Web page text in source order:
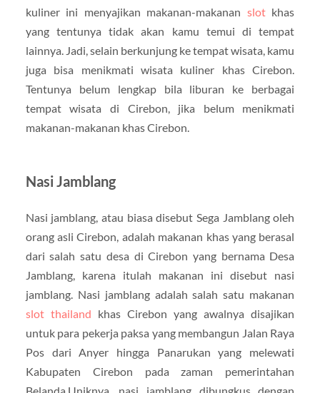
kuliner ini menyajikan makanan-makanan slotkhas
yang tentunya tidak akan kamu temui di tempat
lainnya. Jadi, selain berkunjung ke tempat wisata, kamu
juga bisa menikmati wisata kuliner khas Cirebon.
Tentunya belum lengkap bila liburan ke berbagai
tempat wisata di Cirebon, jika belum menikmati
makanan-makanan khas Cirebon.
Nasi Jamblang
Nasi jamblang, atau biasa disebut Sega Jamblang oleh
orang asli Cirebon, adalah makanan khas yang berasal
dari salah satu desa di Cirebon yang bernama Desa
Jamblang, karena itulah makanan ini disebut nasi
jamblang. Nasi jamblang adalah salah satu makanan
slot thailand khas Cirebon yang awalnya disajikan
untuk para pekerja paksa yang membangun Jalan Raya
Pos dari Anyer hingga Panarukan yang melewati
Kabupaten Cirebon pada zaman pemerintahan
Belanda.Uniknya, nasi jamblang dibungkus dengan